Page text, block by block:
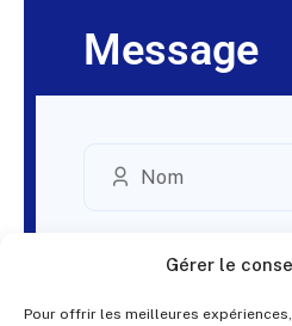
Gérer le
Pour offrir les meilleures
Message